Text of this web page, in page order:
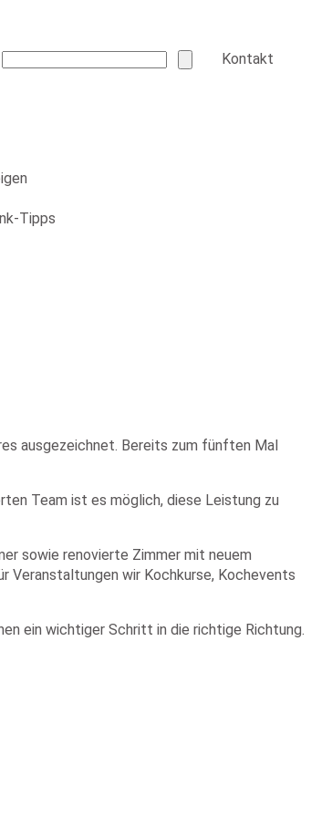
Kontakt
Tipps
ausgezeichnet. Bereits zum fünften Mal
Team ist es möglich, diese Leistung zu
sowie renovierte Zimmer mit neuem
Veranstaltungen wir Kochkurse, Kochevents
ein wichtiger Schritt in die richtige Richtung.